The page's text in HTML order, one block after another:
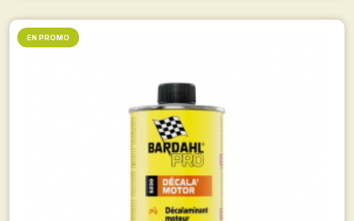
EN PROMO